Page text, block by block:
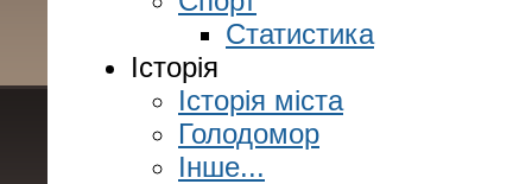
Статистика
Історія
Історія міста
Голодомор
Інше...